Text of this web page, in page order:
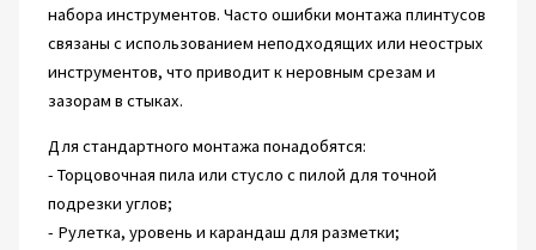
набора инструментов. Часто ошибки монтажа плинтусов
связаны с использованием неподходящих или неострых
инструментов, что приводит к неровным срезам и
зазорам в стыках.
Для стандартного монтажа понадобятся:
- Торцовочная пила или стусло с пилой для точной
подрезки углов;
- Рулетка, уровень и карандаш для разметки;